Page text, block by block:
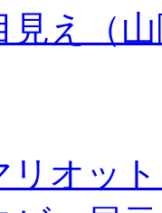
見え（
リオッ